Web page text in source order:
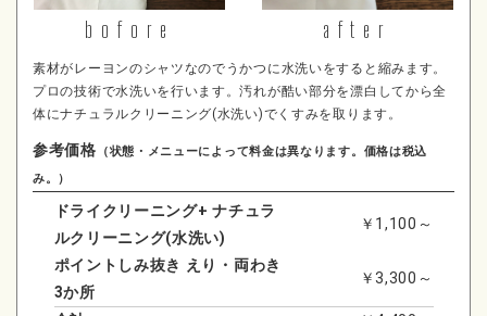
bofore after
素材がレーヨンのシャツなのでうかつに水洗いをすると縮みます。
プロの技術で水洗いを行います。汚れが酷い部分を漂白してから全
体にナチュラルクリーニング(水洗い)でくすみを取ります。
参考価格 （状態・メニューによって料金は異なります。価格は税込
み。）
ドライクリーニング+ ナチュラ
ルクリーニング(水洗い)
￥1,100～
ポイントしみ抜き えり・両わき
3か所
￥3,300～